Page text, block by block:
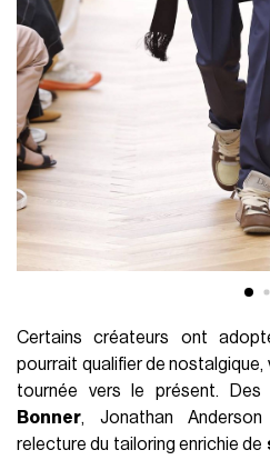
Certains créateurs ont
pourrait qualifier de nostalgique,
tournée vers le présent. Des
Bonner, Jonathan
relecture du tailoring enrichie de